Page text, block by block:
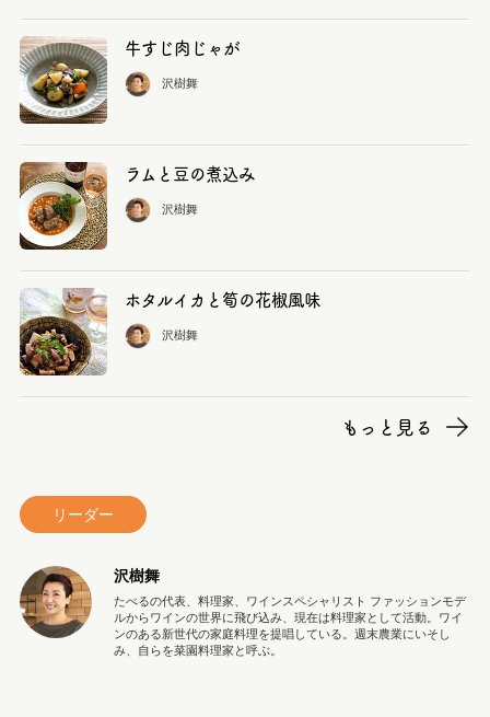
牛すじ肉じゃが
沢樹舞
ラムと豆の煮込み
沢樹舞
ホタルイカと筍の花椒風味
沢樹舞
もっと見る
リーダー
沢樹舞
たべるの代表、料理家、ワインスペシャリスト ファッションモデ
ルからワインの世界に飛び込み、現在は料理家として活動。ワイ
ンのある新世代の家庭料理を提唱している。週末農業にいそし
み、自らを菜園料理家と呼ぶ。